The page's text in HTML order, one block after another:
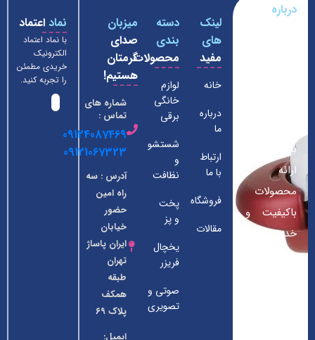
درباره
با هدف
ارائه
محصولات
باکیفیت و
خدمات
ممتاز به
لینک
های
مفید
خانه
درباره
ما
ارتباط
با ما
فروشگاه
مقالات
دسته
بندی
محصولات
لوازم
خانگی
برقی
شستشو
و
نظافت
پخت
و پز
یخچال
فریزر
صوتی و
تصویری
میزبان
صدای
گرمتان
هستیم!
شماره های
تماس :
09124087469
09121067323
آدرس : سه
راه امین
حضور
خیابان
ایران پاساژ
تهران
طبقه
همکف
پلاک ۶۹
ایمیل:
نماد اعتماد
با نماد اعتماد
الکترونیک
خریدی مطمئن
را تجربه کنید.